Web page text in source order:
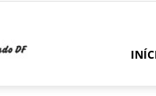
Informa